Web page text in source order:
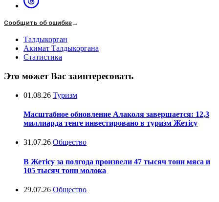
Сообщить об ошибке→
Талдыкорган
Акимат Талдыкоргана
Статистика
Это может Вас заинтересовать
01.08.26 Туризм
Масштабное обновление Алаколя завершается: 12,3
миллиарда тенге инвестировано в туризм Жетісу
31.07.26 Общество
В Жетісу за полгода произвели 47 тысяч тонн мяса и
105 тысяч тонн молока
29.07.26 Общество